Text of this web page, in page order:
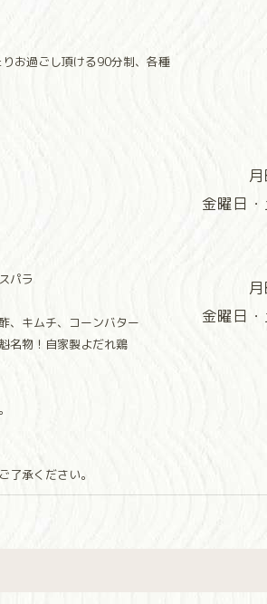
お過ごし頂ける90分制、各種
パラ
、キムチ、コーンバター
名物！自家製よだれ鶏
承ください。
金曜日
金曜日